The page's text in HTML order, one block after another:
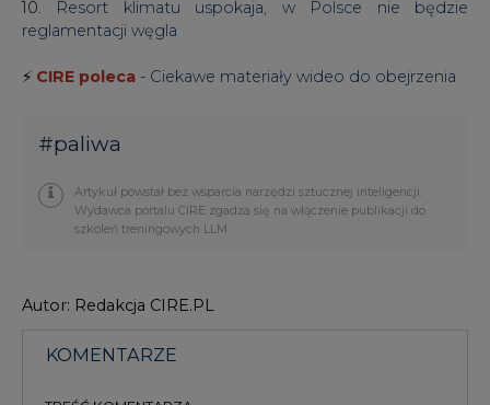
10. Resort klimatu uspokaja, w Polsce nie będzie
reglamentacji węgla
⚡ CIRE poleca - Ciekawe materiały wideo do obejrzenia
#paliwa
Artykuł powstał bez wsparcia narzędzi sztucznej inteligencji.
Wydawca portalu CIRE zgadza się na włączenie publikacji do
szkoleń treningowych LLM.
Autor: Redakcja CIRE.PL
KOMENTARZE